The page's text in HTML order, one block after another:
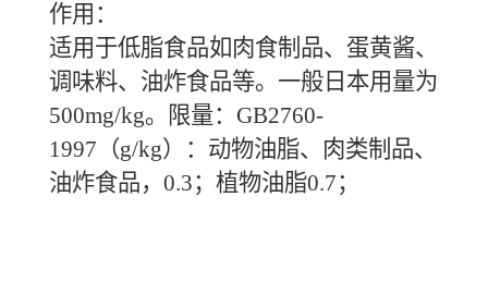
作用：
适用于低脂食品如肉食制品、蛋黄酱、
调味料、油炸食品等。一般日本用量为
500mg/kg。限量：GB2760-
1997（g/kg）：动物油脂、肉类制品、
油炸食品，0.3；植物油脂0.7；